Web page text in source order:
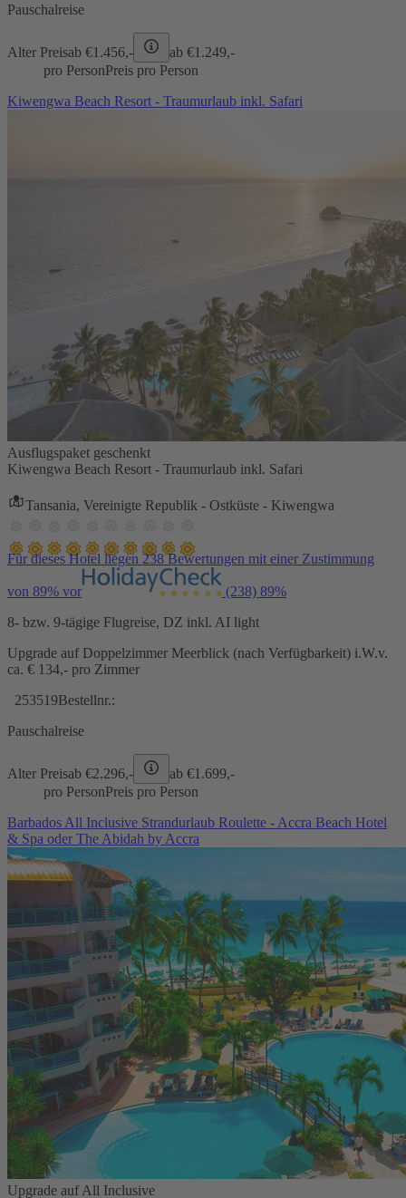
Pauschalreise
Alter Preisab €1.456,- ab €1.249,-
pro PersonPreis pro Person
Kiwengwa Beach Resort - Traumurlaub inkl. Safari
Ausflugspaket geschenkt
Kiwengwa Beach Resort - Traumurlaub inkl. Safari
Tansania, Vereinigte Republik - Ostküste - Kiwengwa
Für dieses Hotel liegen 238 Bewertungen mit einer Zustimmung
von 89% vor (238) 89%
8- bzw. 9-tägige Flugreise, DZ inkl. AI light
Upgrade auf Doppelzimmer Meerblick (nach Verfügbarkeit) i.W.v.
ca. € 134,- pro Zimmer
253519Bestellnr.:
Pauschalreise
Alter Preisab €2.296,- ab €1.699,-
pro PersonPreis pro Person
Barbados All Inclusive Strandurlaub Roulette - Accra Beach Hotel
& Spa oder The Abidah by Accra
Upgrade auf All Inclusive